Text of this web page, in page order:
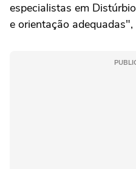
especialistas em
e orientação